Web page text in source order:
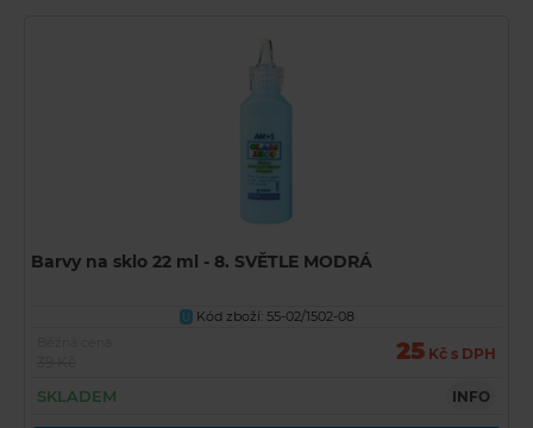
Barvy na sklo 22 ml - 8. SVĚTLE MODRÁ
U Kód zboží: 55-02/1502-08
25 Kč s DPH
SKLADEM INFO